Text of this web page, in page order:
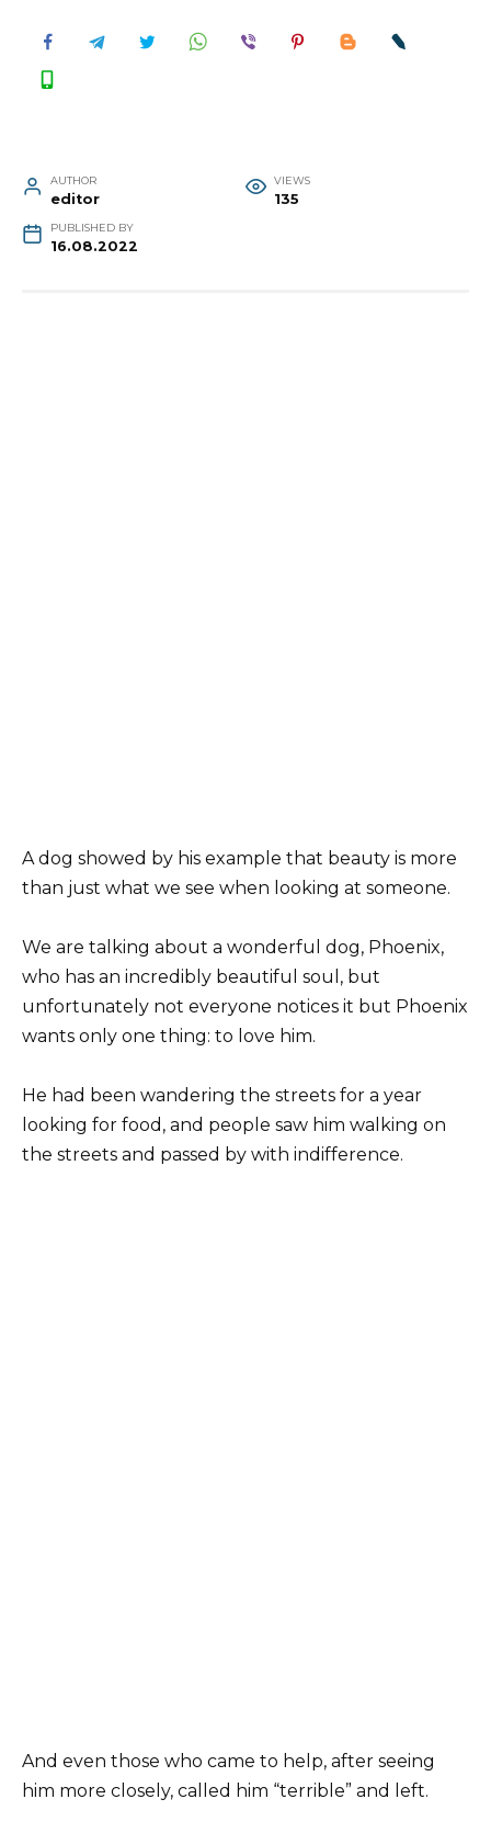
AUTHOR
editor
VIEWS
135
PUBLISHED BY
16.08.2022
A dog showed by his example that beauty is more
than just what we see when looking at someone.
We are talking about a wonderful dog, Phoenix,
who has an incredibly beautiful soul, but
unfortunately not everyone notices it but Phoenix
wants only one thing: to love him.
He had been wandering the streets for a year
looking for food, and people saw him walking on
the streets and passed by with indifference.
And even those who came to help, after seeing
him more closely, called him “terrible” and left.